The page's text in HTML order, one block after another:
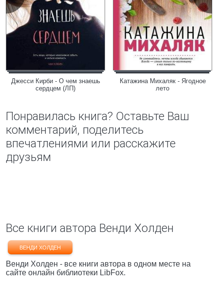
Джесси Кирби - О чем знаешь
сердцем (ЛП)
Катажина Михаляк - Ягодное
лето
Понравилась книга? Оставьте Ваш
комментарий, поделитесь
впечатлениями или расскажите
друзьям
Все книги автора Венди Холден
ВЕНДИ ХОЛДЕН
Венди Холден - все книги автора в одном месте на
сайте онлайн библиотеки LibFox.